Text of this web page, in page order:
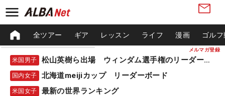
メルマガ登録
全ツアー ギア レッスン ライフ 漫画 ゴル
米国男子 松山英樹ら出場 ウィンダム選手権のリーダーボード
国内女子 北海道meijiカップ リーダーボード
米国女子 最新の世界ランキング